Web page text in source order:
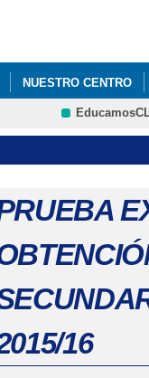
NUESTRO CENTRO
16